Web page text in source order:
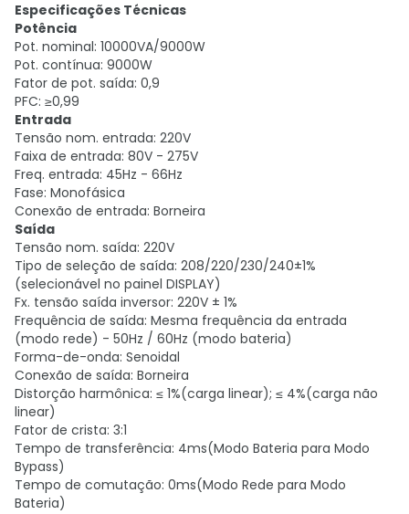
Especificações Técnicas
Potência
Pot. nominal: 10000VA/9000W
Pot. contínua: 9000W
Fator de pot. saída: 0,9
PFC: ≥0,99
Entrada
Tensão nom. entrada: 220V
Faixa de entrada: 80V - 275V
Freq. entrada: 45Hz - 66Hz
Fase: Monofásica
Conexão de entrada: Borneira
Saída
Tensão nom. saída: 220V
Tipo de seleção de saída: 208/220/230/240±1%
(selecionável no painel DISPLAY)
Fx. tensão saída inversor: 220V ± 1%
Frequência de saída: Mesma frequência da entrada
(modo rede) - 50Hz / 60Hz (modo bateria)
Forma-de-onda: Senoidal
Conexão de saída: Borneira
Distorção harmônica: ≤ 1%(carga linear); ≤ 4%(carga não
linear)
Fator de crista: 3:1
Tempo de transferência: 4ms(Modo Bateria para Modo
Bypass)
Tempo de comutação: 0ms(Modo Rede para Modo
Bateria)